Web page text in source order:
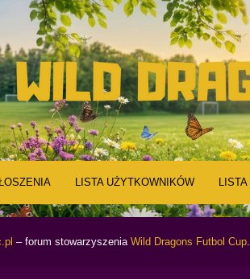
LISTA UŻYTKOWNIKÓW
– forum stowarzyszenia Wild Dragons Futbol Cup.